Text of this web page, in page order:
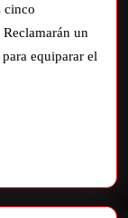
cinco
un
equiparar el